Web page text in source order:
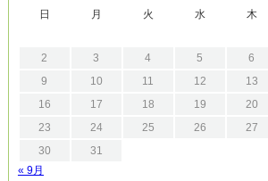
日 月 火 水 木
2
3 4 5 6
9
10 11 12 13
16
17 18 19 20
23
24 25 26 27
30
31
« 9月